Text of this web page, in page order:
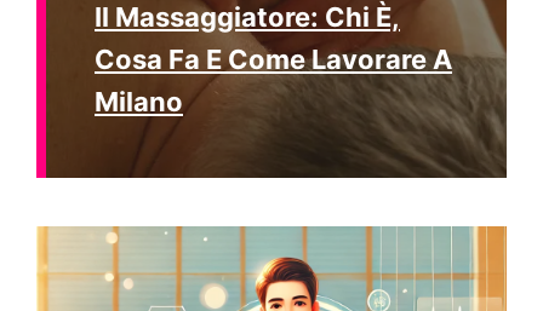
Il Massaggiatore: Chi È,
Cosa Fa E Come Lavorare A
Milano